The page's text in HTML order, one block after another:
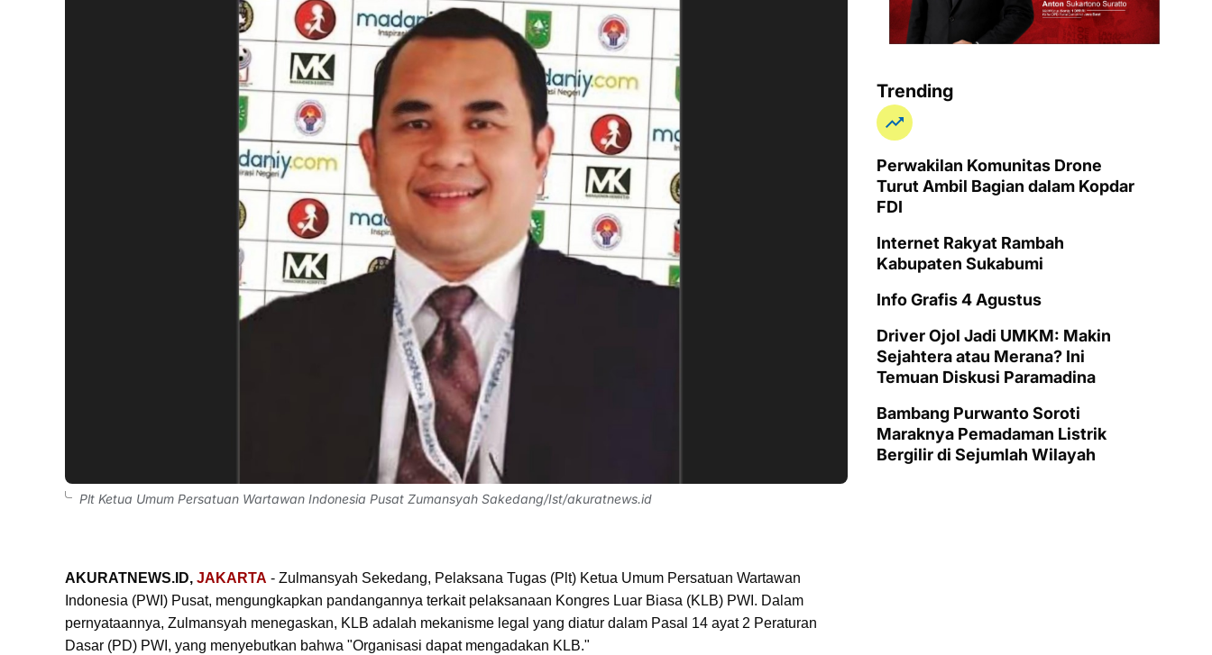
Plt Ketua Umum Persatuan Wartawan Indonesia Pusat Zumansyah Sakedang/Ist/akuratnews.id
AKURATNEWS.ID, JAKARTA - Zulmansyah Sekedang, Pelaksana Tugas (Plt) Ketua Umum Persatuan Wartawan
Indonesia (PWI) Pusat, mengungkapkan pandangannya terkait pelaksanaan Kongres Luar Biasa (KLB) PWI. Dalam
pernyataannya, Zulmansyah menegaskan, KLB adalah mekanisme legal yang diatur dalam Pasal 14 ayat 2 Peraturan
Dasar (PD) PWI, yang menyebutkan bahwa "Organisasi dapat mengadakan KLB."
Trending
Perwakilan Komunitas Drone
Turut Ambil Bagian dalam Kopdar
FDI
Internet Rakyat Rambah
Kabupaten Sukabumi
Info Grafis 4 Agustus
Driver Ojol Jadi UMKM: Makin
Sejahtera atau Merana? Ini
Temuan Diskusi Paramadina
Bambang Purwanto Soroti
Maraknya Pemadaman Listrik
Bergilir di Sejumlah Wilayah